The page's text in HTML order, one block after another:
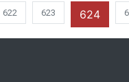
622 623 624